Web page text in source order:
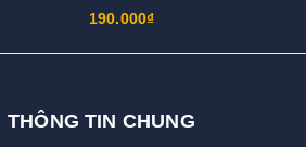
190.000₫
THÔNG TIN CHUNG